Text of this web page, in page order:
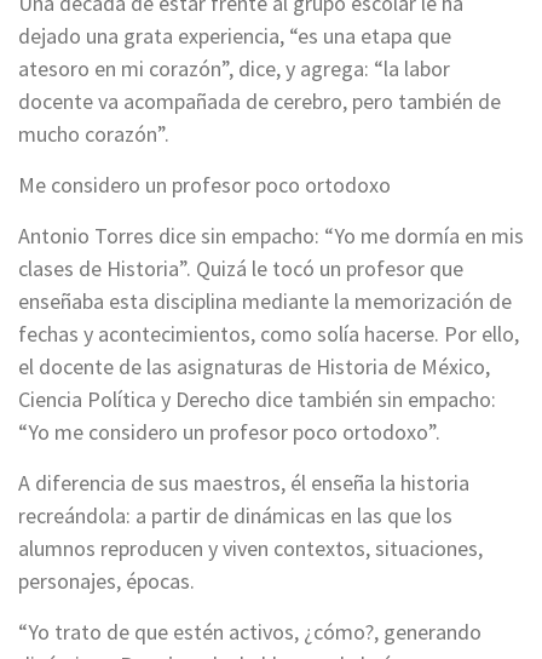
dejado una grata experiencia, “es una etapa que
atesoro en mi corazón”, dice, y agrega: “la labor
docente va acompañada de cerebro, pero también de
mucho corazón”.
Me considero un profesor poco ortodoxo
Antonio Torres dice sin empacho: “Yo me dormía en mis
clases de Historia”. Quizá le tocó un profesor que
enseñaba esta disciplina mediante la memorización de
fechas y acontecimientos, como solía hacerse. Por ello,
el docente de las asignaturas de Historia de México,
Ciencia Política y Derecho dice también sin empacho:
“Yo me considero un profesor poco ortodoxo”.
A diferencia de sus maestros, él enseña la historia
recreándola: a partir de dinámicas en las que los
alumnos reproducen y viven contextos, situaciones,
personajes, épocas.
“Yo trato de que estén activos, ¿cómo?, generando